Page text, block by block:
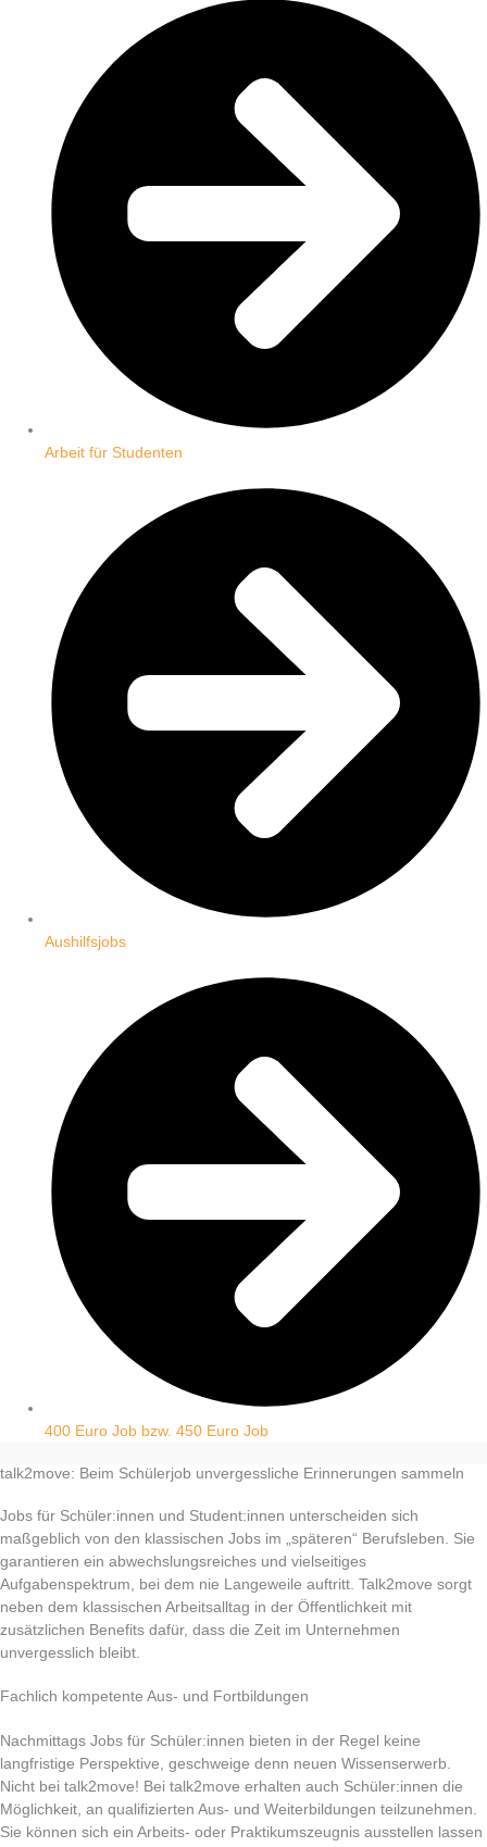
Arbeit für Studenten
Aushilfsjobs
400 Euro Job bzw. 450 Euro Job
talk2move: Beim Schülerjob unvergessliche Erinnerungen sammeln
Jobs für Schüler:innen und Student:innen unterscheiden sich
maßgeblich von den klassischen Jobs im „späteren“ Berufsleben. Sie
garantieren ein abwechslungsreiches und vielseitiges
Aufgabenspektrum, bei dem nie Langeweile auftritt. Talk2move sorgt
neben dem klassischen Arbeitsalltag in der Öffentlichkeit mit
zusätzlichen Benefits dafür, dass die Zeit im Unternehmen
unvergesslich bleibt.
Fachlich kompetente Aus- und Fortbildungen
Nachmittags Jobs für Schüler:innen bieten in der Regel keine
langfristige Perspektive, geschweige denn neuen Wissenserwerb.
Nicht bei talk2move! Bei talk2move erhalten auch Schüler:innen die
Möglichkeit, an qualifizierten Aus- und Weiterbildungen teilzunehmen.
Sie können sich ein Arbeits- oder Praktikumszeugnis ausstellen lassen